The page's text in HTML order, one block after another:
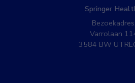
Springer
Bezoekadres:
Varrolaan
3584 BW